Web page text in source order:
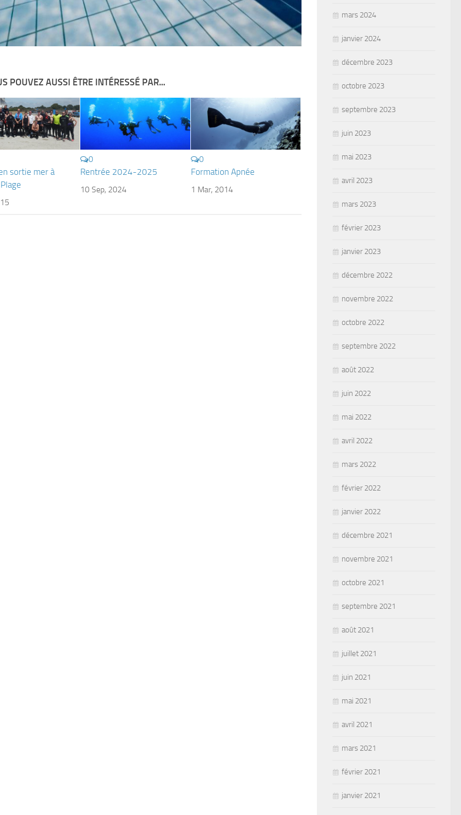
POUVEZ AUSSI ÊTRE INTÉRESSÉ PAR...
sortie mer à
0
Rentrée 2024-2025
10 Sep, 2024
0
Formation Apnée
1 Mar, 2014
mars 2024
janvier 2024
décembre 2023
octobre 2023
septembre 2023
juin 2023
mai 2023
avril 2023
mars 2023
février 2023
janvier 2023
décembre 2022
novembre 2022
octobre 2022
septembre 2022
août 2022
juin 2022
mai 2022
avril 2022
mars 2022
février 2022
janvier 2022
décembre 2021
novembre 2021
octobre 2021
septembre 2021
août 2021
juillet 2021
juin 2021
mai 2021
avril 2021
mars 2021
février 2021
janvier 2021